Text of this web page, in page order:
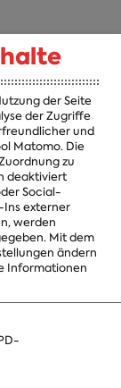
der Seite
der Zugriffe
und
Matomo. Die
zu
deaktiviert
Social-
externer
werden
Mit dem
ändern
Informationen